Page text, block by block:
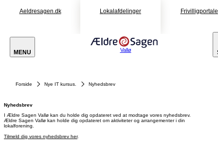
Aeldresagen.dk Lokalafdelinger
MENU Vallø
Forside Nye IT kursus. Nyhedsbrev
Nyhedsbrev
I Ældre Sagen Vallø kan du holde dig opdateret ved at modtage vores nyhedsbrev.
Ældre Sagen Vallø kan holde dig opdateret om aktiviteter og arrangementer i din
lokalforening.
Tilmeld dig vores nyhedsbrev her.